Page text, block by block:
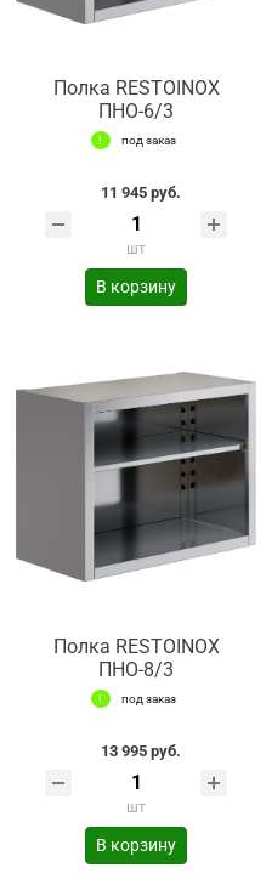
Полка RESTOINOX
ПНО-6/3
под заказ
11 945 руб.
шт
В корзину
Полка RESTOINOX
ПНО-8/3
под заказ
13 995 руб.
шт
В корзину